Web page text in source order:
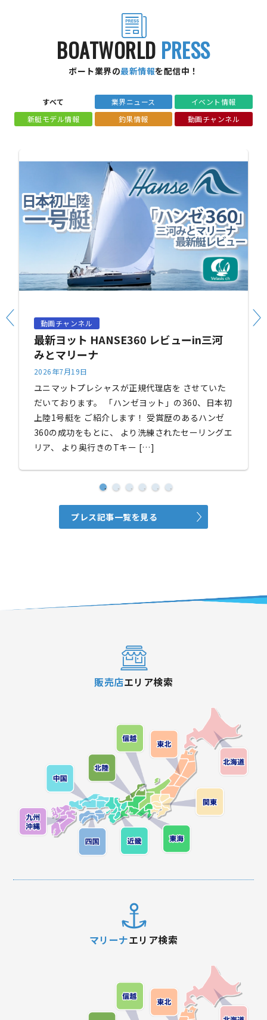
ボート業界の最新情報を配信中！
BOATWORLD PRESS
すべて 業界ニュース
イベント情報
新艇モデル情報
釣果情報 動画チャンネル
最新ヨット HANSE360 レビューin三河
みとマリーナ
動画チャンネル
2026年7月19日
ユニマットプレシャスが正規代理店を させていた
だいております。 「ハンゼヨット」の360、日本初
上陸1号艇を ご紹介します！ 受賞歴のあるハンゼ
360の成功をもとに、 より洗練されたセーリングエ
リア、 より奥行きのTキー […]
プレス記事一覧を見る
販売店エリア検索
マリーナエリア検索